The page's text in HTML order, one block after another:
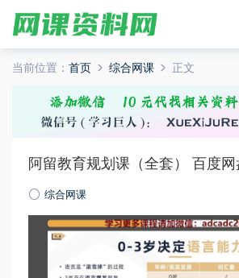
当前位置： 首页 综合网课 正文
阿留教育规划课（全套） 百度
综合网课